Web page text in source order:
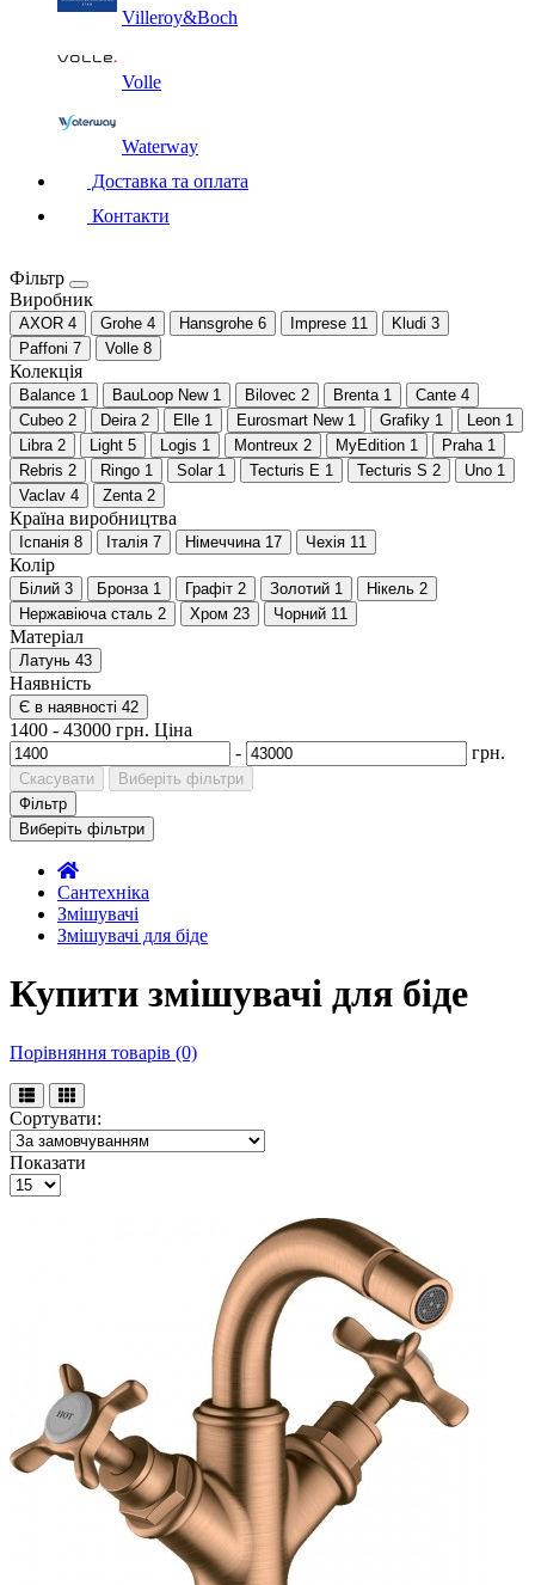
Villeroy&Boch
Volle
Waterway
Доставка та оплата
Контакти
Фільтр
Виробник
AXOR 4 Grohe 4 Hansgrohe 6 Imprese 11 Kludi 3
Paffoni 7 Volle 8
Колекція
Balance 1 BauLoop New 1 Bilovec 2 Brenta 1 Cante 4
Cubeo 2 Deira 2 Elle 1 Eurosmart New 1 Grafiky 1 Leon 1
Libra 2 Light 5 Logis 1 Montreux 2 MyEdition 1 Praha 1
Rebris 2 Ringo 1 Solar 1 Tecturis E 1 Tecturis S 2 Uno 1
Vaclav 4 Zenta 2
Країна виробництва
Іспанія 8 Італія 7 Німеччина 17 Чехія 11
Колір
Білий 3 Бронза 1 Графіт 2 Золотий 1 Нікель 2
Нержавіюча сталь 2 Хром 23 Чорний 11
Матеріал
Латунь 43
Наявність
Є в наявності 42
1400 - 43000 грн. Ціна
-
грн.
Скасувати
Виберіть фільтри
Фільтр
Виберіть фільтри
Сантехніка
Змішувачі
Змішувачі для біде
Купити змішувачі для біде
Порівняння товарів (0)
Сортувати:
Показати